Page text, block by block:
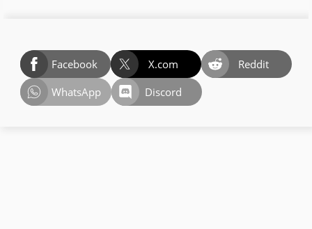
Facebook X.com
Reddit
WhatsApp
Discord